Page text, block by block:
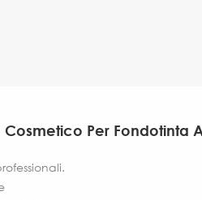
Cosmetico Per Fondotinta